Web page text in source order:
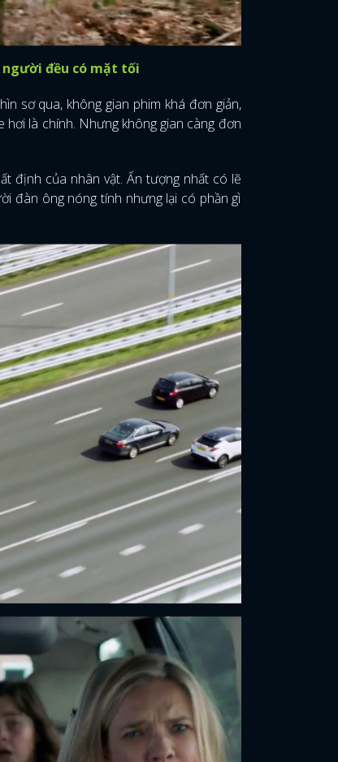
đều có mặt tối
sơ qua, không gian phim khá đơn giản,
là chính. Nhưng không gian càng đơn
định của nhân vật. Ấn tượng nhất có lẽ
đàn ông nóng tính nhưng lại có phần gì